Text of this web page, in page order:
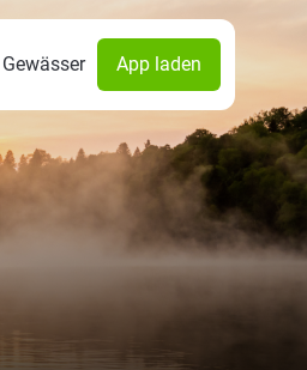
Gewässer App laden